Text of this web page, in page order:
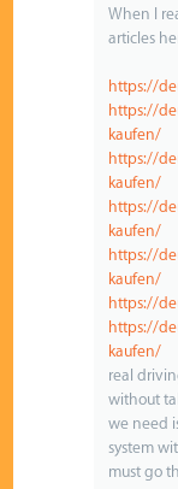
When I
articles
https://
https://
kaufen/
https://
kaufen/
https://
kaufen/
https://
kaufen/
https://
https://
kaufen/
real
without
we need
system
must go